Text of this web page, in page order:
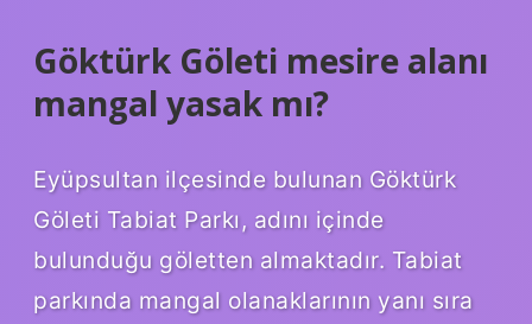
Göktürk Göleti mesire alanı
mangal yasak mı?
Eyüpsultan ilçesinde bulunan Göktürk
Göleti Tabiat Parkı, adını içinde
bulunduğu göletten almaktadır. Tabiat
parkında mangal olanaklarının yanı sıra